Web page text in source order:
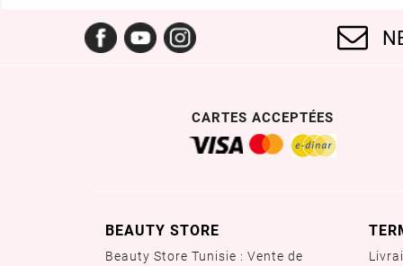
FacebookYouTube
CARTES ACCEPTÉES
BEAUTY STORE
Beauty Store Tunisie : Vente de